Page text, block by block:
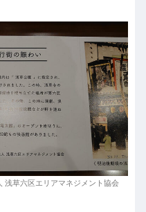
浅草六区エリアマネジメント協会